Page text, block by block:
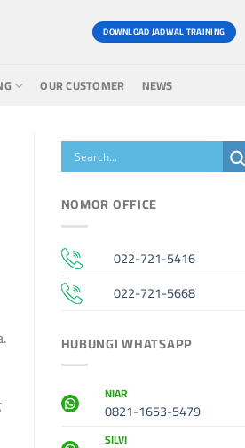
DOWNLOAD JADWAL TRAINING
OUR CUSTOMER NEWS
NOMOR OFFICE
022-721-5416
022-721-5668
HUBUNGI WHATSAPP
NIAR
0821-1653-5479
SILVI